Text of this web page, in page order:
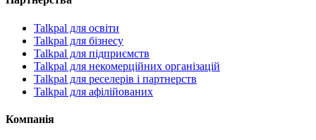
Talkpal для освіти
Talkpal для бізнесу
Talkpal для підприємств
Talkpal для некомерційних організацій
Talkpal для реселерів і партнерств
Talkpal для афілійованих
Компанія